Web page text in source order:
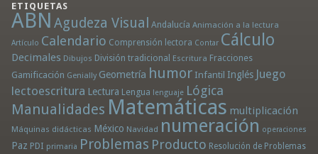
ETIQUETAS
ABN Agudeza Visual Andalucía Animación a la lectura
Artículo Calendario Comprensión lectora Contar Cálculo
Decimales Dibujos División tradicional Escritura Fracciones
Gamificación Genially Geometría humor Infantil Inglés Juego
lectoescritura Lectura Lengua lenguaje Lógica
Manualidades Matemáticas multiplicación
Máquinas didácticas México Navidad numeración operaciones
Paz PDI primaria Problemas Producto Resolución de Problemas